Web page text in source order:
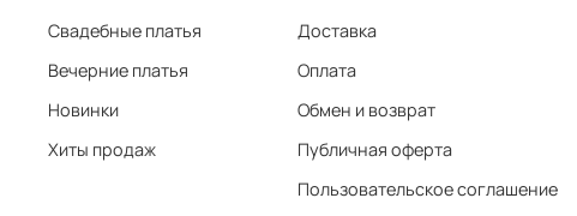
Свадебные платья
Вечерние платья
Новинки
Хиты продаж
Доставка
Оплата
Обмен и возврат
Публичная оферта
Пользовательское соглашение